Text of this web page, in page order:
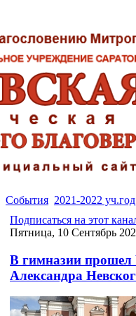
События 2021-2022 уч.год
Подписаться на этот
Пятница, 10 Сентябрь
В гимназии прошел
Александра